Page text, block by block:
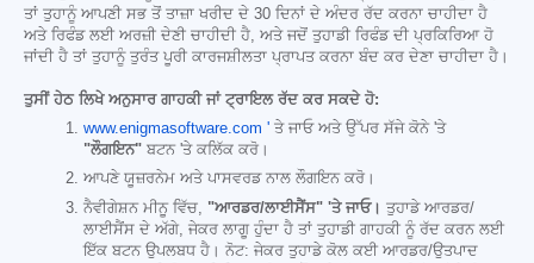
ਤਾਂ ਤੁਹਾਨੂੰ ਆਪਣੀ ਸਭ ਤੋਂ ਤਾਜ਼ਾ ਖਰੀਦ ਦੇ 30 ਦਿਨਾਂ ਦੇ ਅੰਦਰ ਰੱਦ ਕਰਨਾ ਚਾਹੀਦਾ ਹੈ
ਅਤੇ ਰਿਫੰਡ ਲਈ ਅਰਜ਼ੀ ਦੇਣੀ ਚਾਹੀਦੀ ਹੈ, ਅਤੇ ਜਦੋਂ ਤੁਹਾਡੀ ਰਿਫੰਡ ਦੀ ਪ੍ਰਕਿਰਿਆ ਹੋ
ਜਾਂਦੀ ਹੈ ਤਾਂ ਤੁਹਾਨੂੰ ਤੁਰੰਤ ਪੂਰੀ ਕਾਰਜਸ਼ੀਲਤਾ ਪ੍ਰਾਪਤ ਕਰਨਾ ਬੰਦ ਕਰ ਦੇਣਾ ਚਾਹੀਦਾ ਹੈ।
ਤੁਸੀਂ ਹੇਠ ਲਿਖੇ ਅਨੁਸਾਰ ਗਾਹਕੀ ਜਾਂ ਟ੍ਰਾਇਲ ਰੱਦ ਕਰ ਸਕਦੇ ਹੋ:
www.enigmasoftware.com ' ਤੇ ਜਾਓ ਅਤੇ ਉੱਪਰ ਸੱਜੇ ਕੋਨੇ 'ਤੇ
"ਲੌਗਇਨ" ਬਟਨ 'ਤੇ ਕਲਿੱਕ ਕਰੋ।
ਆਪਣੇ ਯੂਜ਼ਰਨੇਮ ਅਤੇ ਪਾਸਵਰਡ ਨਾਲ ਲੌਗਇਨ ਕਰੋ।
ਨੈਵੀਗੇਸ਼ਨ ਮੀਨੂ ਵਿੱਚ, "ਆਰਡਰ/ਲਾਈਸੈਂਸ" 'ਤੇ ਜਾਓ। ਤੁਹਾਡੇ ਆਰਡਰ/
ਲਾਈਸੈਂਸ ਦੇ ਅੱਗੇ, ਜੇਕਰ ਲਾਗੂ ਹੁੰਦਾ ਹੈ ਤਾਂ ਤੁਹਾਡੀ ਗਾਹਕੀ ਨੂੰ ਰੱਦ ਕਰਨ ਲਈ
ਇੱਕ ਬਟਨ ਉਪਲਬਧ ਹੈ। ਨੋਟ: ਜੇਕਰ ਤੁਹਾਡੇ ਕੋਲ ਕਈ ਆਰਡਰ/ਉਤਪਾਦ